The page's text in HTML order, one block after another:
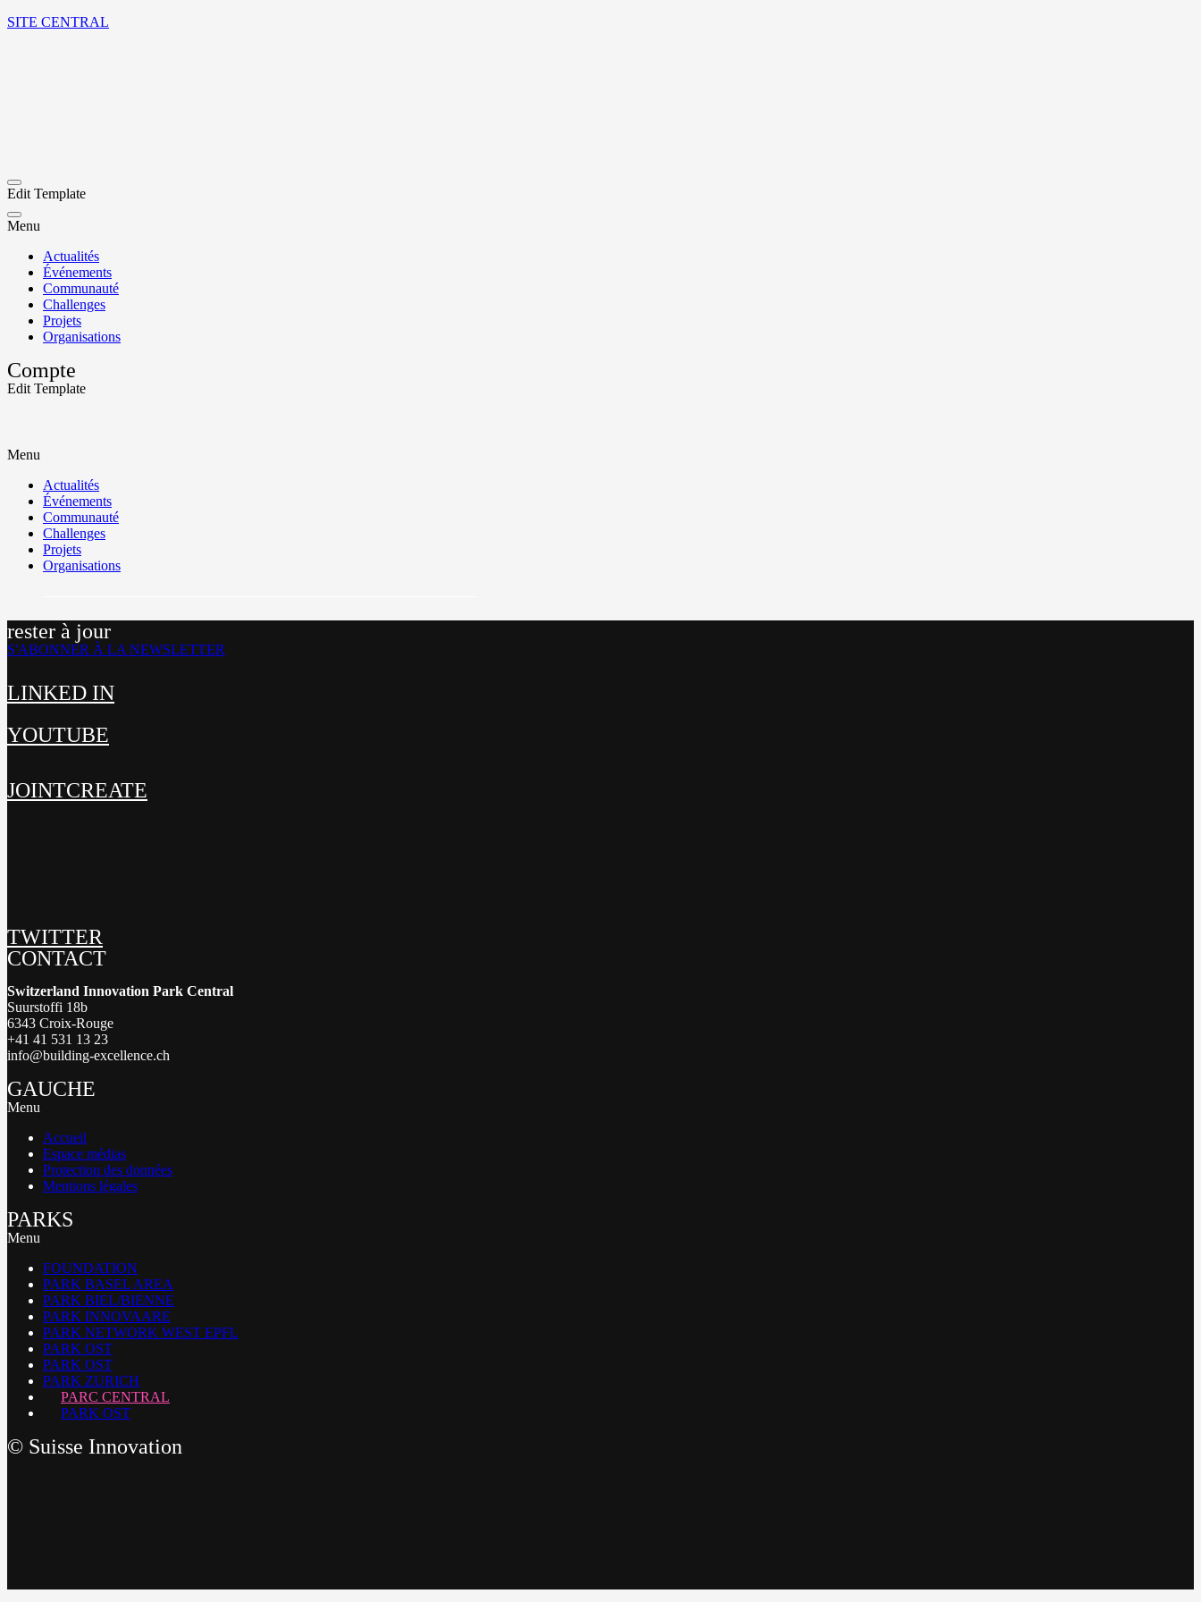
SITE CENTRAL
Menu
Actualités
Événements
Communauté
Challenges
Projets
Organisations
Edit Template
Menu
Actualités
Événements
Communauté
Challenges
Projets
Organisations
Compte
Edit Template
rester à jour
S'ABONNER À LA NEWSLETTER
LINKED IN
YOUTUBE
JOINTCREATE
TWITTER
CONTACT
Switzerland Innovation Park Central
Suurstoffi 18b
6343 Croix-Rouge
+41 41 531 13 23
info@building-excellence.ch
GAUCHE
Menu
Accueil
Espace médias
Protection des données
Mentions légales
PARKS
Menu
FOUNDATION
PARK BASEL AREA
PARK BIEL/BIENNE
PARK INNOVAARE
PARK NETWORK WEST EPFL
PARK OST
PARK OST
PARK ZURICH
PARC CENTRAL
PARK OST
© Suisse Innovation